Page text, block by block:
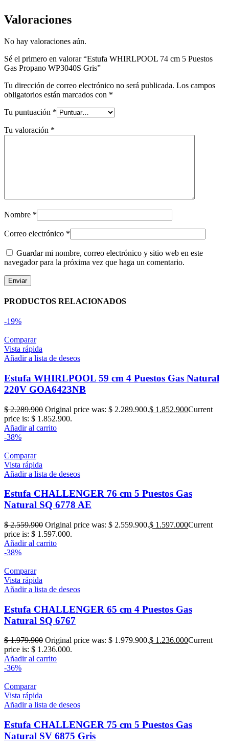
Valoraciones
No hay valoraciones aún.
Sé el primero en valorar “Estufa WHIRLPOOL 74 cm 5 Puestos
Gas Propano WP3040S Gris”
Tu dirección de correo electrónico no será publicada. Los campos
obligatorios están marcados con *
Tu puntuación *
Tu valoración *
Nombre *
Correo electrónico *
Guardar mi nombre, correo electrónico y sitio web en este
navegador para la próxima vez que haga un comentario.
PRODUCTOS RELACIONADOS
-19%
Comparar
Vista rápida
Añadir a lista de deseos
Estufa WHIRLPOOL 59 cm 4 Puestos Gas Natural
220V GOA6423NB
$2.289.900 Original price was: $ 2.289.900.$ 1.852.900Current
price is: $ 1.852.900.
Añadir al carrito
-38%
Comparar
Vista rápida
Añadir a lista de deseos
Estufa CHALLENGER 76 cm 5 Puestos Gas
Natural SQ 6778 AE
$2.559.900 Original price was: $ 2.559.900.$ 1.597.000Current
price is: $ 1.597.000.
Añadir al carrito
-38%
Comparar
Vista rápida
Añadir a lista de deseos
Estufa CHALLENGER 65 cm 4 Puestos Gas
Natural SQ 6767
$1.979.900 Original price was: $ 1.979.900.$ 1.236.000Current
price is: $ 1.236.000.
Añadir al carrito
-36%
Comparar
Vista rápida
Añadir a lista de deseos
Estufa CHALLENGER 75 cm 5 Puestos Gas
Natural SV 6875 Gris